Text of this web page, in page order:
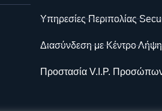
Υπηρεσίες Περιπολίας
Διασύνδεση με Κέντρο
Προστασία V.I.P.